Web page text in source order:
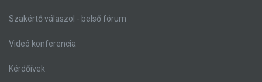
Szakértő válaszol - belső fórum
Videó konferencia
Kérdőívek